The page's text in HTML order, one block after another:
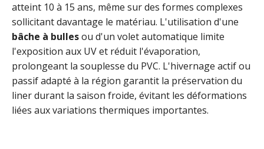
atteint 10 à 15 ans, même sur des formes complexes
sollicitant davantage le matériau. L'utilisation d'une
bâche à bullesou d'un volet automatique limite
l'exposition aux UV et réduit l'évaporation,
prolongeant la souplesse du PVC. L'hivernage actif ou
passif adapté à la région garantit la préservation du
liner durant la saison froide, évitant les déformations
liées aux variations thermiques importantes.